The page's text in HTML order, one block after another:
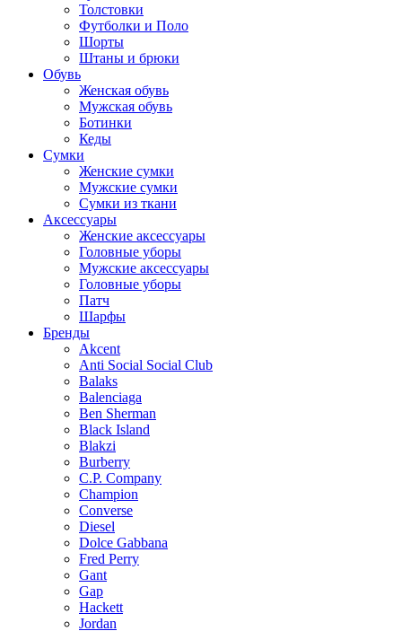
Толстовки
Футболки и Поло
Шорты
Штаны и брюки
Обувь
Женская обувь
Мужская обувь
Ботинки
Кеды
Сумки
Женские сумки
Мужские сумки
Сумки из ткани
Аксессуары
Женские аксессуары
Головные уборы
Мужские аксессуары
Головные уборы
Патч
Шарфы
Бренды
Akcent
Anti Social Social Club
Balaks
Balenciaga
Ben Sherman
Black Island
Blakzi
Burberry
C.P. Company
Champion
Converse
Diesel
Dolce Gabbana
Fred Perry
Gant
Gap
Hackett
Jordan